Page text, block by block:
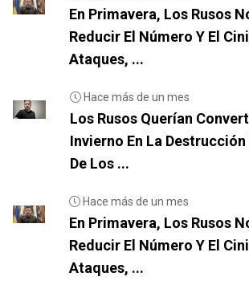
En Primavera, Los Rusos
Reducir El Número Y El
Ataques, ...
Hace más de un mes
Los Rusos Querían
Invierno En La Destrucción
De Los ...
Hace más de un mes
En Primavera, Los Rusos
Reducir El Número Y El
Ataques, ...